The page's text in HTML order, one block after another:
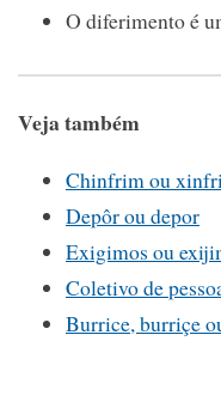
O diferimento é
Veja também
Chinfrim ou
Depôr ou depor
Exigimos ou
Coletivo de
Burrice, burriçe